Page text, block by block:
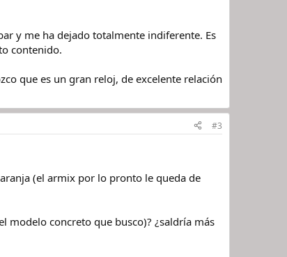
y me ha dejado totalmente indiferente. Es
contenido.
que es un gran reloj, de excelente relación
#3
(el armix por lo pronto le queda de
modelo concreto que busco)? ¿saldría más